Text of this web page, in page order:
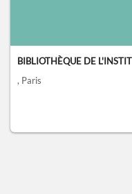
BIBLIOTHÈQUE DE
, Paris